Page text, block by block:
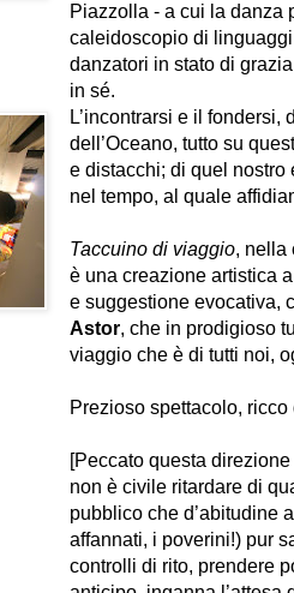
Piazzolla - a cui la danza
caleidoscopio di
danzatori in stato di
in sé.
L’incontrarsi e il fondersi,
dell’Oceano, tutto su
e distacchi; di quel nostro
nel tempo, al quale
Taccuino di viaggio, nella
è una creazione artistica
e suggestione evocativa,
Astor, che in prodigioso
viaggio che è di tutti noi,
Prezioso spettacolo,
[Peccato questa
non è civile ritardare di
pubblico che d’abitudine
affannati, i poverini!) pur
controlli di rito, prendere